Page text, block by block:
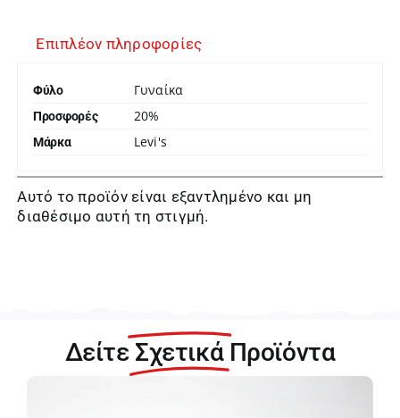
Επιπλέον πληροφορίες
Φύλο Γυναίκα
Προσφορές 20%
Μάρκα Levi's
Αυτό το προϊόν είναι εξαντλημένο και μη
διαθέσιμο αυτή τη στιγμή.
Δείτε Σχετικά Προϊόντα